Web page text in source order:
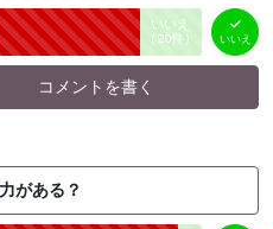
未投票
いいえ
（ 20件） いいえ
コメントを書く
がある？